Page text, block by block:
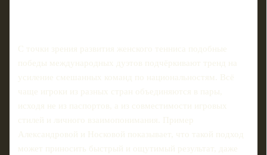
С точки зрения развития женского тенниса подобные
победы международных дуэтов подчёркивают тренд на
усиление смешанных команд по национальностям. Всё
чаще игроки из разных стран объединяются в пары,
исходя не из паспортов, а из совместимости игровых
стилей и личного взаимопонимания. Пример
Александровой и Носковой показывает, что такой подход
может приносить быстрый и ощутимый результат, даже